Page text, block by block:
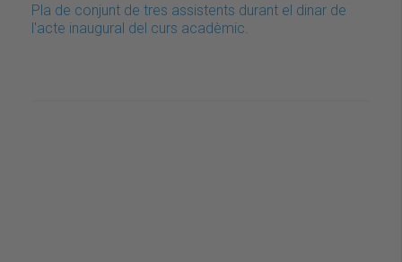
Pla de conjunt de tres assistents durant el dinar de
l'acte inaugural del curs acadèmic.